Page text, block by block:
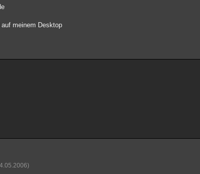
meinem Desktop